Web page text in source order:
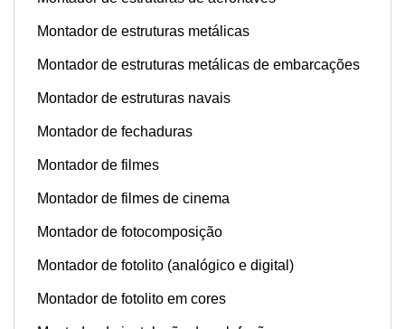
Montador de estruturas metálicas
Montador de estruturas metálicas de embarcações
Montador de estruturas navais
Montador de fechaduras
Montador de filmes
Montador de filmes de cinema
Montador de fotocomposição
Montador de fotolito (analógico e digital)
Montador de fotolito em cores